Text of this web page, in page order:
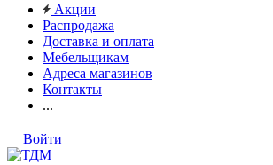
Акции
Распродажа
Доставка и оплата
Мебельщикам
Адреса магазинов
Контакты
...
Войти